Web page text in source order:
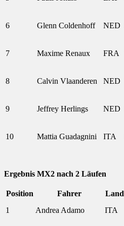
6 Glenn Coldenhoff NED
7 Maxime Renaux FRA
8 Calvin Vlaanderen NED
9 Jeffrey Herlings NED
10 Mattia Guadagnini ITA
Ergebnis MX2 nach 2 Läufen
Position Fahrer Land
1
Andrea Adamo ITA